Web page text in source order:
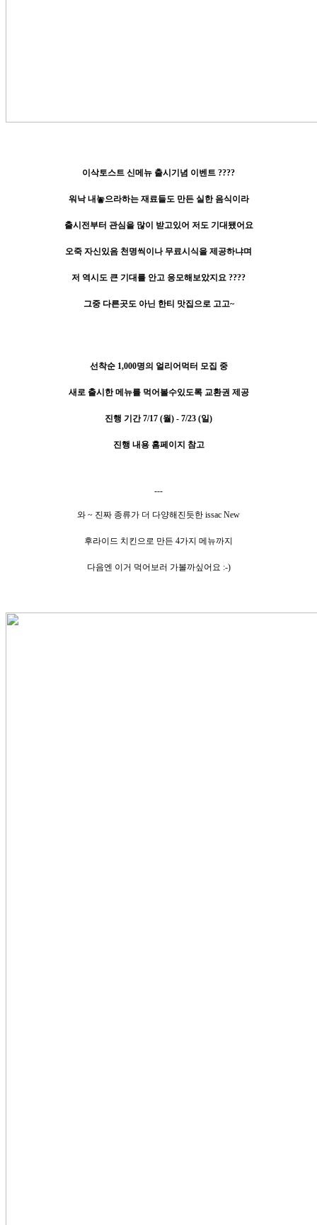
이삭토스트 신메뉴 출시기념 이벤트 ????
워낙 내놓으라하는 재료들도 만든 실한 음식이라
출시전부터 관심을 많이 받고있어 저도 기대됐어요
오죽 자신있음 천명씩이나 무료시식을 제공하냐며
저 역시도 큰 기대를 안고 응모해보았지요 ????
그중 다른곳도 아닌 한티 맛집으로 고고~
선착순 1,000명의 얼리어먹터 모집 중
새로 출시한 메뉴를 먹어볼수있도록 교환권 제공
진행 기간 7/17 (월) - 7/23 (일)
진행 내용 홈페이지 참고
---
와 ~ 진짜 종류가 더 다양해진듯한 issac New
후라이드 치킨으로 만든 4가지 메뉴까지
다음엔 이거 먹어보러 가볼까싶어요 :-)